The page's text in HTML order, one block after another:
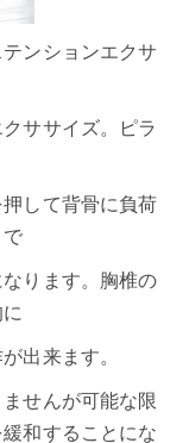
ンションエクサ
ササイズ。ピラ
して背骨に負荷
で
ります。胸椎の
出来ます。
せんが可能な限
和することにな